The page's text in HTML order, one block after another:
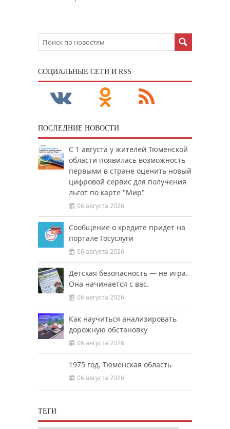
CОЦИАЛЬНЫЕ СЕТИ И RSS
ПОСЛЕДНИЕ НОВОСТИ
С 1 августа у жителей Тюменской
области появилась возможность
первыми в стране оценить новый
цифровой сервис для получения
льгот по карте "Мир"
06 августа 2026
Сообщение о кредите придет на
портале Госуслуги
06 августа 2026
Детская безопасность — не игра.
Она начинается с вас.
06 августа 2026
Как научиться анализировать
дорожную обстановку
06 августа 2026
1975 год. Тюменская область
06 августа 2026
ТЕГИ